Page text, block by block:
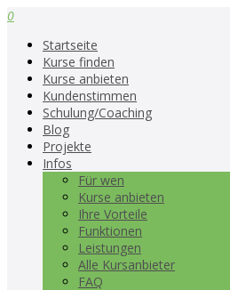
0
Startseite
Kurse finden
Kurse anbieten
Kundenstimmen
Schulung/Coaching
Blog
Projekte
Infos
Für wen
Kurse anbieten
Ihre Vorteile
Funktionen
Leistungen
Alle Kursanbieter
FAQ